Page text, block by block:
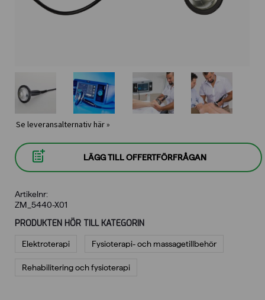
Se leveransalternativ här »
LÄGG TILL OFFERTFÖRFRÅGAN
Artikelnr:
ZM_5440-X01
PRODUKTEN HÖR TILL KATEGORIN
Elektroterapi Fysioterapi- och massagetillbehör
Rehabilitering och fysioterapi